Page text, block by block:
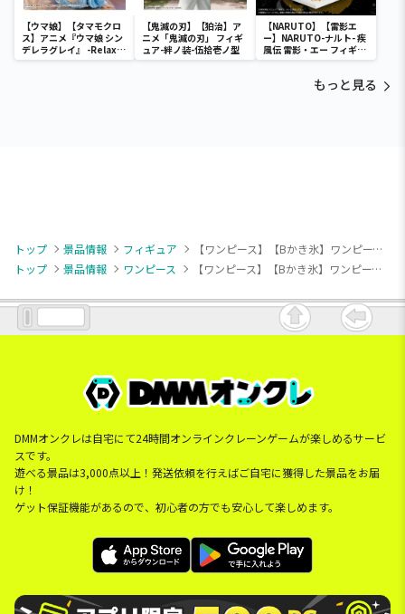
【ウマ娘】【タマモクロ
ス】アニメ『ウマ娘 シン
デレラグレイ』 -Relax
time-タマモクロス
【鬼滅の刃】【狛治】ア
ニメ「鬼滅の刃」 フィギ
ュア-絆ノ装-伍拾壱ノ型
【NARUTO】【雷影エ
ー】NARUTO-ナルト- 疾
風伝 雷影・エー フィギュ
ア～五影集結…!!～
もっと見る
トップ 景品情報 フィギュア
【ワンピース】【Bかき氷】ワンピース Paldolce collection vol.3
トップ
景品情報 ワンピース 【ワンピース】【Bかき氷】ワンピース Paldolce collection vol.3
DMMオンクレは自宅にて24時間オンラインクレーンゲームが楽しめるサービ
スです。
遊べる景品は3,000点以上！発送依頼を行えばご自宅に獲得した景品をお届
け！
ゲット保証機能があるので、初心者の方でも安心して楽しめます。